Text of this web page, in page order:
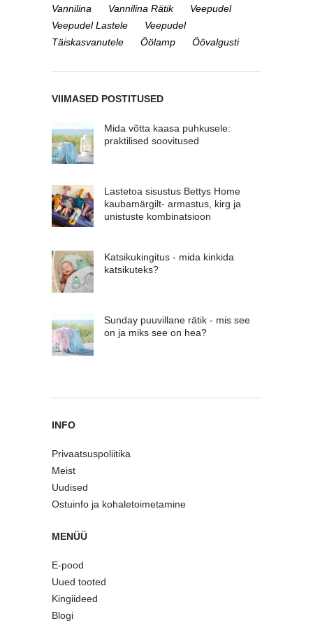
Vannilina
Vannilina Rätik
Veepudel
Veepudel Lastele
Veepudel
Täiskasvanutele
Öölamp Öövalgusti
VIIMASED POSTITUSED
Mida võtta kaasa puhkusele:
praktilised soovitused
Lastetoa sisustus Bettys Home
kaubamärgilt- armastus, kirg ja
unistuste kombinatsioon
Katsikukingitus - mida kinkida
katsikuteks?
Sunday puuvillane rätik - mis see
on ja miks see on hea?
INFO
Privaatsuspoliitika
Meist
Uudised
Ostuinfo ja kohaletoimetamine
MENÜÜ
E-pood
Uued tooted
Kingiideed
Blogi